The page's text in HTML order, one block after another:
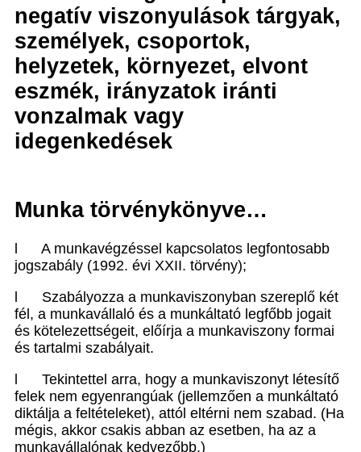
negatív viszonyulások tárgyak,
személyek, csoportok,
helyzetek, környezet, elvont
eszmék, irányzatok iránti
vonzalmak vagy
idegenkedések
Munka törvénykönyve…
A munkavégzéssel kapcsolatos legfontosabb
jogszabály (1992. évi XXII. törvény);
Szabályozza a munkaviszonyban szereplő két
fél, a munkavállaló és a munkáltató legfőbb jogait
és kötelezettségeit, előírja a munkaviszony formai
és tartalmi szabályait.
Tekintettel arra, hogy a munkaviszonyt létesítő
felek nem egyenrangúak (jellemzően a munkáltató
diktálja a feltételeket), attól eltérni nem szabad. (Ha
mégis, akkor csakis abban az esetben, ha az a
munkavállalónak kedvezőbb.)